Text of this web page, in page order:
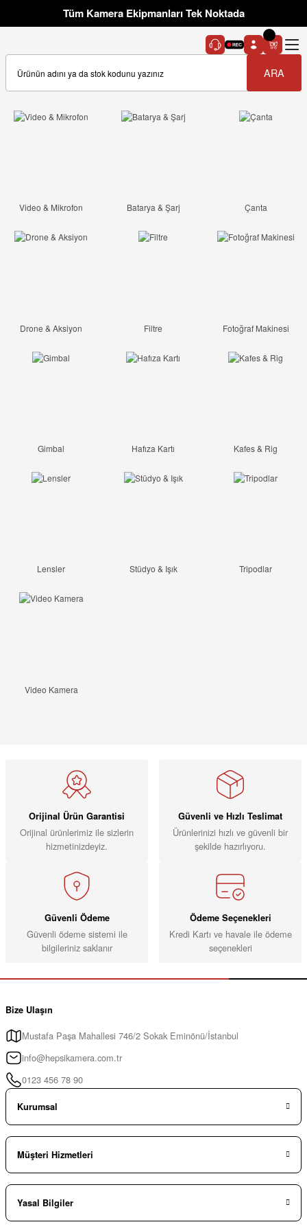
Tüm Kamera Ekipmanları Tek Noktada
ARA
Video & Mikrofon Batarya & Şarj Çanta
Drone & Aksiyon Filtre Fotoğraf Makinesi
Gimbal Hafıza Kartı Kafes & Rig
Lensler Stüdyo & Işık Tripodlar
Video Kamera
Orijinal Ürün Garantisi
Orijinal ürünlerimiz ile sizlerin
hizmetinizdeyiz.
Güvenli ve Hızlı Teslimat
Ürünlerinizi hızlı ve güvenli bir
şekilde hazırlıyoru.
Güvenli Ödeme
Güvenli ödeme sistemi ile
bilgileriniz saklanır
Ödeme Seçenekleri
Kredi Kartı ve havale ile ödeme
seçenekleri
Bize Ulaşın
Mustafa Paşa Mahallesi 746/2 Sokak Eminönü/İstanbul
info@hepsikamera.com.tr
0123 456 78 90
Kurumsal
Müşteri Hizmetleri
Yasal Bilgiler